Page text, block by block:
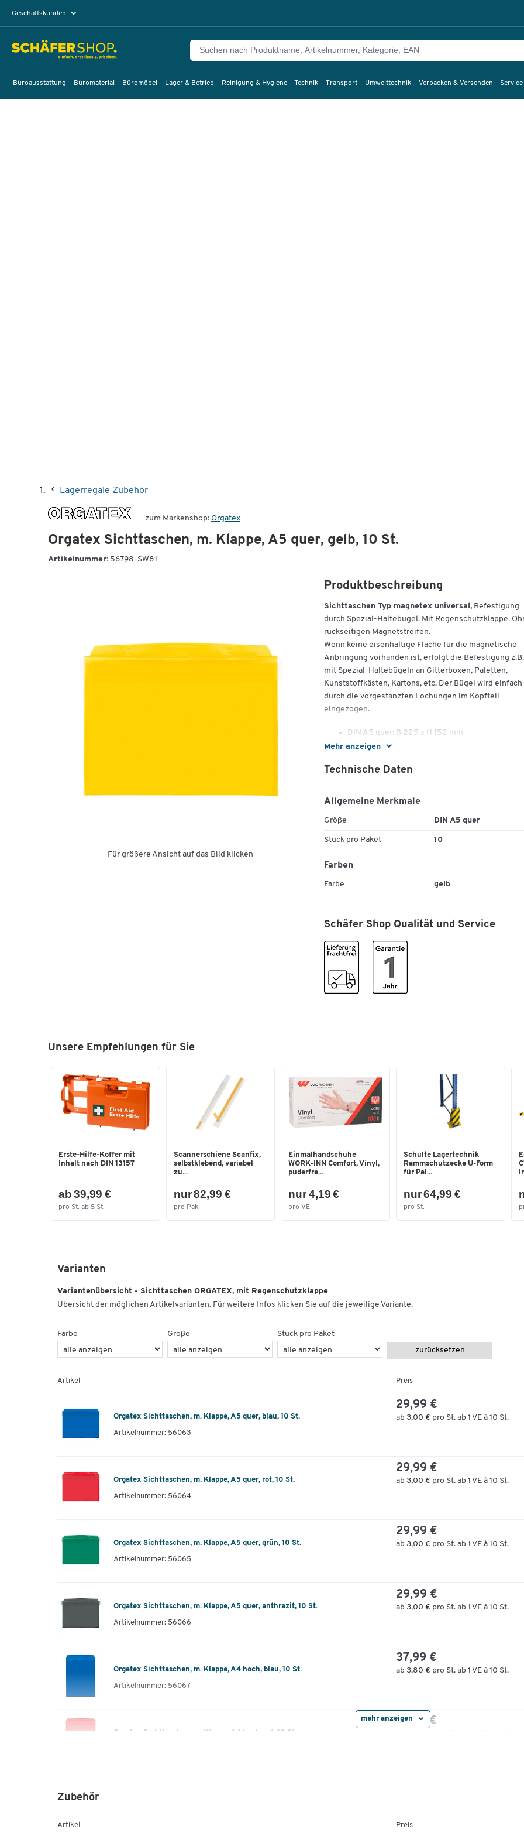
Geschäftskunden
Büroausstattung Büromaterial Büromöbel Lager & Betrieb Reinigung & Hygiene Technik Transport Umwelttechnik Verpacken & Versenden
Lagerregale Zubehör
zum Markenshop: Orgatex
Orgatex Sichttaschen, m. Klappe, A5 quer, gelb, 10 St.
Artikelnummer: 56798-SW81
Für größere Ansicht auf das Bild klicken
Mehr anzeigen
Produktbeschreibung
Sichttaschen Typ magnetex universal, Befestigung
durch Spezial-Haltebügel. Mit Regenschutzklappe.
rückseitigen Magnetstreifen.
Wenn keine eisenhaltige Fläche für die magnetische
Anbringung vorhanden ist, erfolgt die Befestigung z.B.
mit Spezial-Haltebügeln an Gitterboxen, Paletten,
Kunststoffkästen, Kartons, etc. Der Bügel wird einfach
durch die vorgestanzten Lochungen im Kopfteil
eingezogen.
DIN A5 quer: B 225 x H 152 mm
DIN A4 hoch: B 225 x H 328 mm
Technische Daten
Allgemeine Merkmale
Größe DIN A5 quer
Stück pro Paket 10
Farben
Farbe gelb
Schäfer Shop Qualität und Service
Unsere Empfehlungen für Sie
Erste-Hilfe-Koffer mit
Inhalt nach DIN 13157
ab 39,99 €
pro St. ab 5 St.
Scannerschiene Scanfix,
selbstklebend, variabel
zu...
nur 82,99 €
pro Pak.
Einmalhandschuhe
WORK-INN Comfort, Vinyl,
puderfre...
nur 4,19 €
pro VE
Schulte Lagertechnik
Rammschutzecke U-Form
für Pal...
nur 64,99 €
pro St.
Varianten
Variantenübersicht - Sichttaschen ORGATEX, mit Regenschutzklappe
Übersicht der möglichen Artikelvarianten. Für weitere Infos klicken Sie auf die jeweilige Variante.
Farbe Größe
Stück pro Paket
zurücksetzen
Artikel Preis
Orgatex Sichttaschen, m. Klappe, A5 quer, blau, 10 St.
Artikelnummer: 56063
29,99 €
ab 3,00 € pro St. ab 1 VE à 10 St.
Orgatex Sichttaschen, m. Klappe, A5 quer, rot, 10 St.
Artikelnummer: 56064
29,99 €
ab 3,00 € pro St. ab 1 VE à 10 St.
Orgatex Sichttaschen, m. Klappe, A5 quer, grün, 10 St.
Artikelnummer: 56065
29,99 €
ab 3,00 € pro St. ab 1 VE à 10 St.
Orgatex Sichttaschen, m. Klappe, A5 quer, anthrazit, 10 St.
Artikelnummer: 56066
29,99 €
ab 3,00 € pro St. ab 1 VE à 10 St.
Orgatex Sichttaschen, m. Klappe, A4 hoch, blau, 10 St.
Artikelnummer: 56067
37,99 €
ab 3,80 € pro St. ab 1 VE à 10 St.
Orgatex Sichttaschen, m. Klappe, A4 hoch, rot, 10 St.
37,99 €
mehr anzeigen
Zubehör
Artikel Preis